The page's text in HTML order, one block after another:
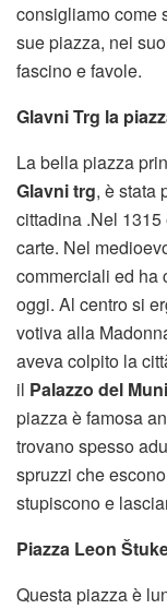
consigliamo come
sue piazza, nei
fascino e favole.
Glavni Trg la
La bella piazza
Glavni trg, è stata
cittadina .Nel
carte. Nel
commerciali ed ha
oggi. Al centro si
votiva alla
aveva colpito la
il Palazzo del
piazza è famosa
trovano spesso
spruzzi che
stupiscono e
Piazza Leon
Questa piazza è